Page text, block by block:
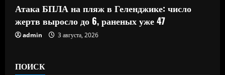
Атака БПЛА на пляж в Геленджике: число
жертв выросло до 6, раненых уже 47
admin 3 августа, 2026
ПОИСК